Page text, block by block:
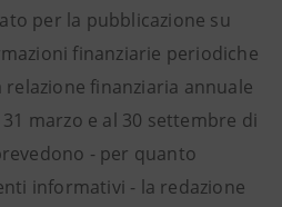
per la pubblicazione su
finanziarie periodiche
finanziaria annuale
marzo e al 30 settembre di
- per quanto
informativi - la redazione